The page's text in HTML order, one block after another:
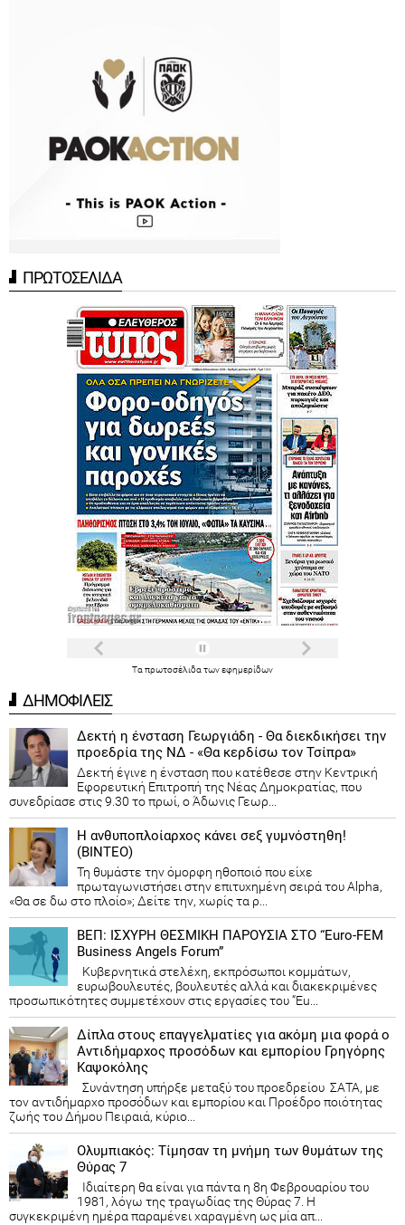
ΠΡΩΤΟΣΕΛΙΔΑ
Τα πρωτοσέλιδα τωνεφημερίδων
ΔΗΜΟΦΙΛΕΙΣ
Δεκτή η ένσταση Γεωργιάδη - Θα διεκδικήσει την
προεδρία της ΝΔ - «Θα κερδίσω τον Τσίπρα»
Δεκτή έγινε η ένσταση που κατέθεσε στην Κεντρική
Εφορευτική Επιτροπή της Νέας Δημοκρατίας, που
συνεδρίασε στις 9.30 το πρωί, ο Άδωνις Γεωρ...
Η ανθυποπλοίαρχος κάνει σεξ γυμνόστηθη!
(ΒΙΝΤΕΟ)
Τη θυμάστε την όμορφη ηθοποιό που είχε
πρωταγωνιστήσει στην επιτυχημένη σειρά του Alpha,
«Θα σε δω στο πλοίο»; Δείτε την, χωρίς τα ρ...
ΒΕΠ: ΙΣΧΥΡΗ ΘΕΣΜΙΚΗ ΠΑΡΟΥΣΙΑ ΣΤΟ “Euro-FEM
Business Angels Forum”
Κυβερνητικά στελέχη, εκπρόσωποι κομμάτων,
ευρωβουλευτές, βουλευτές αλλά και διακεκριμένες
προσωπικότητες συμμετέχουν στις εργασίες του “Eu...
Δίπλα στους επαγγελματίες για ακόμη μια φορά ο
Αντιδήμαρχος προσόδων και εμπορίου Γρηγόρης
Καψοκόλης
Συνάντηση υπήρξε μεταξύ του προεδρείου ΣΑΤΑ, με
τον αντιδήμαρχο προσόδων και εμπορίου και Προέδρο ποιότητας
ζωής του Δήμου Πειραιά, κύριο...
Ολυμπιακός: Τίμησαν τη μνήμη των θυμάτων της
Θύρας 7
Ιδιαίτερη θα είναι για πάντα η 8η Φεβρουαρίου του
1981, λόγω της τραγωδίας της Θύρας 7. Η
συγκεκριμένη ημέρα παραμένει χαραγμένη ως μία απ...